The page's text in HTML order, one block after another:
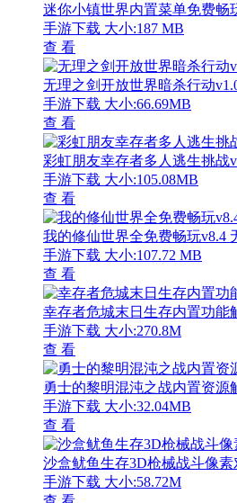
迷你小镇世界内置菜单免费畅
手游下载 大小:187 MB
查 看
无理之剑开放世界暗杀行动
手游下载 大小:66.69MB
查 看
彩虹朋友幸存者多人逃生挑战
手游下载 大小:105.08MB
查 看
我的修仙世界全免费畅玩v8.4
手游下载 大小:107.72 MB
查 看
幸存者危城末日生存内置功能
手游下载 大小:270.8M
查 看
勇士的黎明混沌之战内置资源
手游下载 大小:32.04MB
查 看
沙盒鱿鱼生存3D枪械战斗像素
手游下载 大小:58.72M